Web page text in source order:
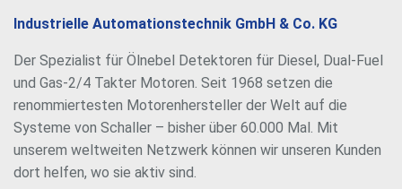
Industrielle Automationstechnik GmbH & Co. KG
Der Spezialist für Ölnebel Detektoren für Diesel, Dual-Fuel
und Gas-2/4 Takter Motoren. Seit 1968 setzen die
renommiertesten Motorenhersteller der Welt auf die
Systeme von Schaller – bisher über 60.000 Mal. Mit
unserem weltweiten Netzwerk können wir unseren Kunden
dort helfen, wo sie aktiv sind.